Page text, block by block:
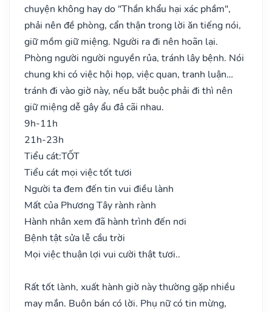
chuyện không hay do "Thần khẩu hại xác phầm",
phải nên đề phòng, cẩn thận trong lời ăn tiếng nói,
giữ mồm giữ miệng. Người ra đi nên hoãn lại.
Phòng người người nguyền rủa, tránh lây bệnh. Nói
chung khi có việc hội họp, việc quan, tranh luận…
tránh đi vào giờ này, nếu bắt buộc phải đi thì nên
giữ miệng dễ gây ẩu đả cãi nhau.
9h-11h
21h-23h
Tiểu cát:TỐT
Tiểu cát mọi việc tốt tươi
Người ta đem đến tin vui điều lành
Mất của Phương Tây rành rành
Hành nhân xem đã hành trình đến nơi
Bệnh tật sửa lễ cầu trời
Mọi việc thuận lợi vui cười thật tươi..
Rất tốt lành, xuất hành giờ này thường gặp nhiều
may mắn. Buôn bán có lời. Phụ nữ có tin mừng,